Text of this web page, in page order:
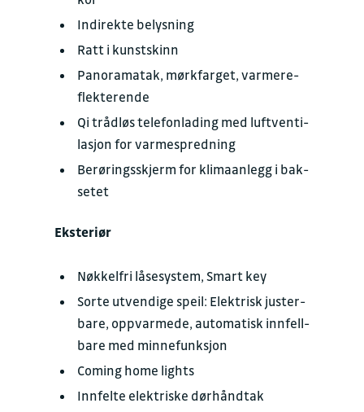
In­di­rek­te be­lys­ning
Ratt i kunst­skinn
Pa­no­ra­ma­tak, mørk­far­get, var­me­re­
flek­te­ren­de
Qi trådløs te­le­fonla­ding med luftven­ti­
la­sjon for varme­spredning
Berørings­skjerm for klima­an­legg i bak­
se­tet
Eksteriør
Nøk­kel­fri låse­system, Smart key
Sorte utven­di­ge speil: Elek­trisk juster­
ba­re, opp­var­me­de, auto­matisk inn­fell­
ba­re med minne­funk­sjon
Coming home lights
Inn­fel­te elek­tris­ke dør­hånd­tak